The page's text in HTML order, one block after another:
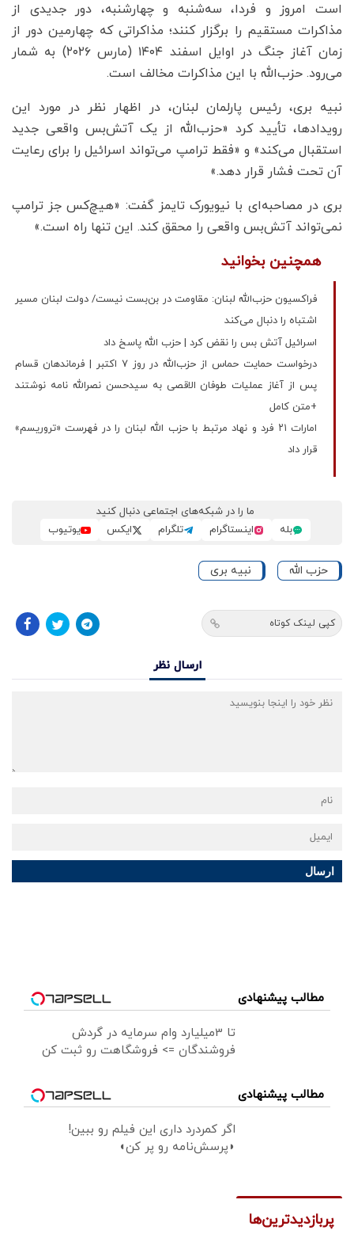
است امروز و فردا، سه‌شنبه و چهارشنبه، دور جدیدی از
مذاکرات مستقیم را برگزار کنند؛ مذاکراتی که چهارمین دور از
زمان آغاز جنگ در اوایل اسفند ۱۴۰۴ (مارس ۲۰۲۶) به شمار
می‌رود. حزب‌الله با این مذاکرات مخالف است.
نبیه بری، رئیس پارلمان لبنان، در اظهار نظر در مورد این
رویدادها، تأیید کرد «حزب‌الله از یک آتش‌بس واقعی جدید
استقبال می‌کند» و «فقط ترامپ می‌تواند اسرائیل را برای رعایت
آن تحت فشار قرار دهد.»
بری در مصاحبه‌ای با نیویورک تایمز گفت: «هیچ‌کس جز ترامپ
نمی‌تواند آتش‌بس واقعی را محقق کند. این تنها راه است.»
همچنین بخوانید
فراکسیون حزب‌الله لبنان: مقاومت در بن‌بست نیست/ دولت لبنان مسیر
اشتباه را دنبال می‌کند
اسرائیل آتش بس را نقض کرد | حزب الله پاسخ داد
درخواست حمایت حماس از حزب‌الله در روز 7 اکتبر | فرماندهان قسام
پس از آغاز عملیات طوفان الاقصی به سیدحسن نصرالله نامه نوشتند
+متن کامل
امارات ۲۱ فرد و نهاد مرتبط با حزب الله لبنان را در فهرست «تروریسم»
قرار داد
ما را در شبکه‌های اجتماعی دنبال کنید
بله
اینستاگرام تلگرام ایکس یوتیوب
حزب الله نبیه بری
کپی لینک کوتاه
ارسال نظر
ارسال
مطالب پیشنهادی
تا 3میلیارد وام سرمایه در گردش
فروشندگان => فروشگاهت رو ثبت کن
مطالب پیشنهادی
اگر کمردرد داری این فیلم رو ببین!
◗پرسش‌نامه رو پر کن◖
پربازدیدترین‌ها